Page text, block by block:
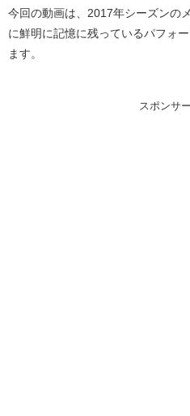
今回の動画は、2017年シーズンの
に鮮明に記憶に残っているパフォ
ます。
スポンサ